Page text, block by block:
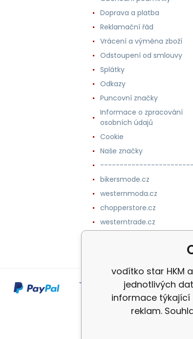
Doprava a platba
Reklamační řád
Vrácení a výměna zboží
Odstoupení od smlouvy
Splátky
Odkazy
Puncovní značky
Informace o zpracování
osobních údajů
Cookie
Naše značky
bikersmode.cz
westernmoda.cz
chopperstore.cz
westerntrade.cz
vodítko star HKM
jednotlivých
informace týkající
reklam.